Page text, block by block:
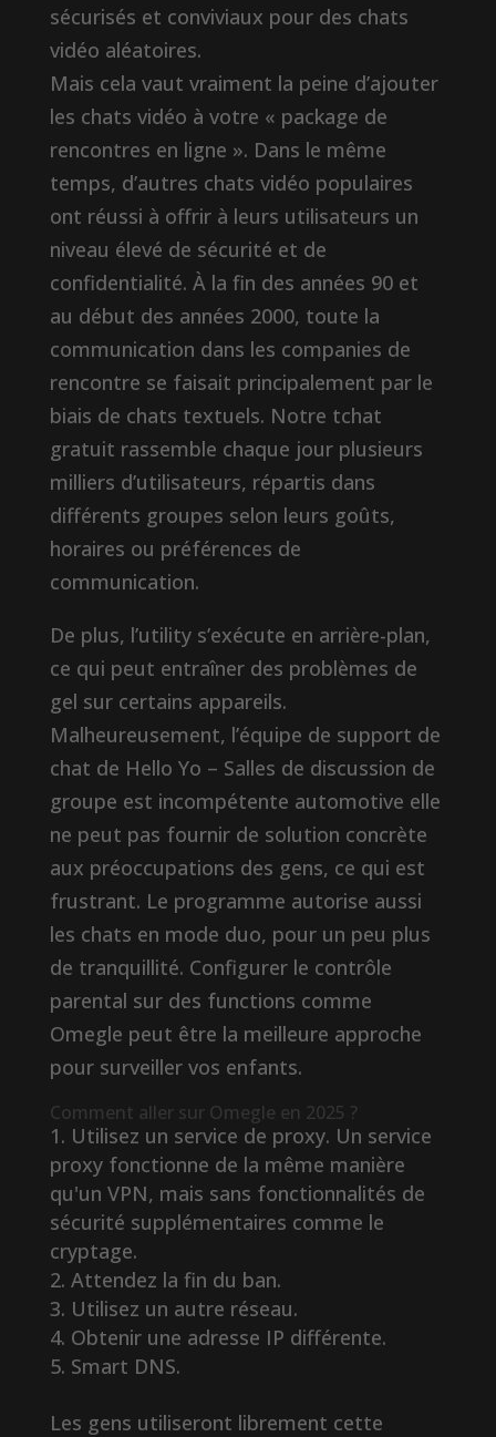
sécurisés et conviviaux pour des chats
vidéo aléatoires.
Mais cela vaut vraiment la peine d’ajouter
les chats vidéo à votre « package de
rencontres en ligne ». Dans le même
temps, d’autres chats vidéo populaires
ont réussi à offrir à leurs utilisateurs un
niveau élevé de sécurité et de
confidentialité. À la fin des années 90 et
au début des années 2000, toute la
communication dans les companies de
rencontre se faisait principalement par le
biais de chats textuels. Notre tchat
gratuit rassemble chaque jour plusieurs
milliers d’utilisateurs, répartis dans
différents groupes selon leurs goûts,
horaires ou préférences de
communication.
De plus, l’utility s’exécute en arrière-plan,
ce qui peut entraîner des problèmes de
gel sur certains appareils.
Malheureusement, l’équipe de support de
chat de Hello Yo – Salles de discussion de
groupe est incompétente automotive elle
ne peut pas fournir de solution concrète
aux préoccupations des gens, ce qui est
frustrant. Le programme autorise aussi
les chats en mode duo, pour un peu plus
de tranquillité. Configurer le contrôle
parental sur des functions comme
Omegle peut être la meilleure approche
pour surveiller vos enfants.
Comment aller sur Omegle en 2025 ?
Utilisez un service de proxy. Un service
proxy fonctionne de la même manière
qu'un VPN, mais sans fonctionnalités de
sécurité supplémentaires comme le
cryptage.
Attendez la fin du ban.
Utilisez un autre réseau.
Obtenir une adresse IP différente.
Smart DNS.
Les gens utiliseront librement cette